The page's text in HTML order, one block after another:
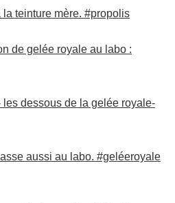
la teinture mère. #propolis
de gelée royale au labo :
dessous de la gelée royale-
aussi au labo. #geléeroyale